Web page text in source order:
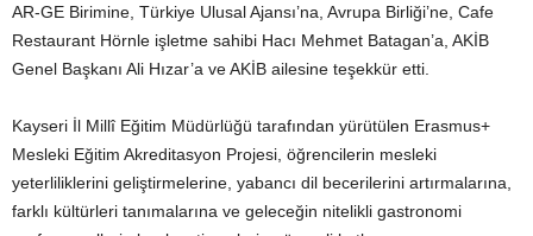
AR-GE Birimine, Türkiye Ulusal Ajansı’na, Avrupa Birliği’ne, Cafe
Restaurant Hörnle işletme sahibi Hacı Mehmet Batagan’a, AKİB
Genel Başkanı Ali Hızar’a ve AKİB ailesine teşekkür etti.
Kayseri İl Millî Eğitim Müdürlüğü tarafından yürütülen Erasmus+
Mesleki Eğitim Akreditasyon Projesi, öğrencilerin mesleki
yeterliliklerini geliştirmelerine, yabancı dil becerilerini artırmalarına,
farklı kültürleri tanımalarına ve geleceğin nitelikli gastronomi